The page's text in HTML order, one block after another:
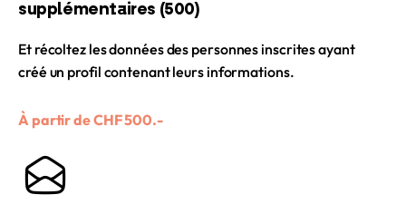
supplémentaires (500)
Et récoltez les données des personnes inscrites ayant
créé un profil contenant leurs informations.
À partir de CHF 500.-